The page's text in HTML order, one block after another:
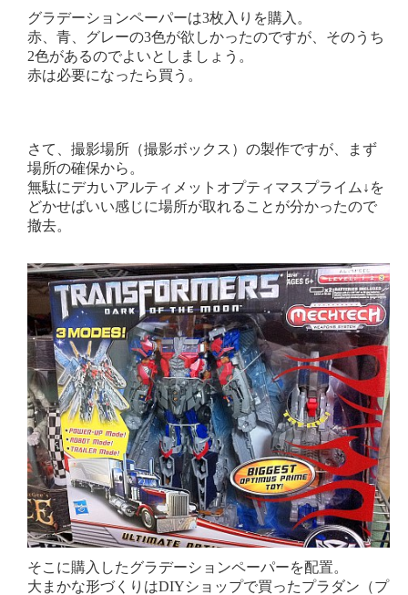
グラデーションペーパーは3枚入りを購入。
赤、青、グレーの3色が欲しかったのですが、そのうち
2色があるのでよいとしましょう。
赤は必要になったら買う。
さて、撮影場所（撮影ボックス）の製作ですが、まず
場所の確保から。
無駄にデカいアルティメットオプティマスプライム↓を
どかせばいい感じに場所が取れることが分かったので
撤去。
そこに購入したグラデーションペーパーを配置。
大まかな形づくりはDIYショップで買ったプラダン（プ